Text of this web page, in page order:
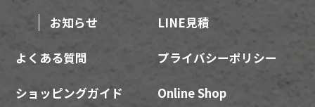
お知らせ
よくある質問
LINE見積
プライバシーポリシー
Online Shop
ショッピングガイド